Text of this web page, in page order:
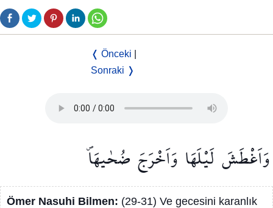
❬ Önceki
Sonraki ❭
وَاَغْطَشَلَيْلَهَا وَاَخْرَجَضُحٰيهَاۖ
Ömer Nasuhi Bilmen: (29-31) Ve gecesini karanlık